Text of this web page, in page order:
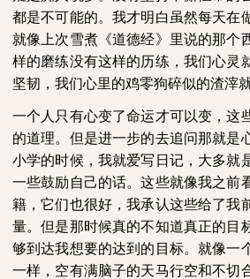
都是不可能的。我才明白虽然每天在
就像上次雪煮《道德经》里说的那个
样的磨练没有这样的历练，我们心灵
坚韧，我们心里的鸡零狗碎似的渣滓
一个人只有心变了命运才可以变，这
的道理。但是进一步的去追问那就是
小学的时候，我就爱写日记，大多就
一些鼓励自己的话。这些就像我之前
籍，它们也很好，我承认这些给了我
量。但是那时候真的不知道真正的目
够到达我想要的达到的目标。就像一
一样，空有满脑子的天马行空和不切